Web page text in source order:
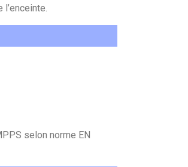
selon norme EN